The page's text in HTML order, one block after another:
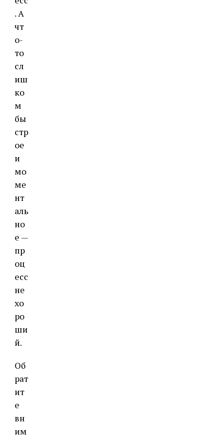
. А
чт
о-
то
сл
иш
ко
м
бы
стр
ое
и
мо
ме
нт
аль
но
е —
пр
оц
есс
не
хо
ро
ши
й.
Об
рат
ит
е
вн
им